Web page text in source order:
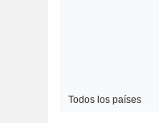
Todos los países